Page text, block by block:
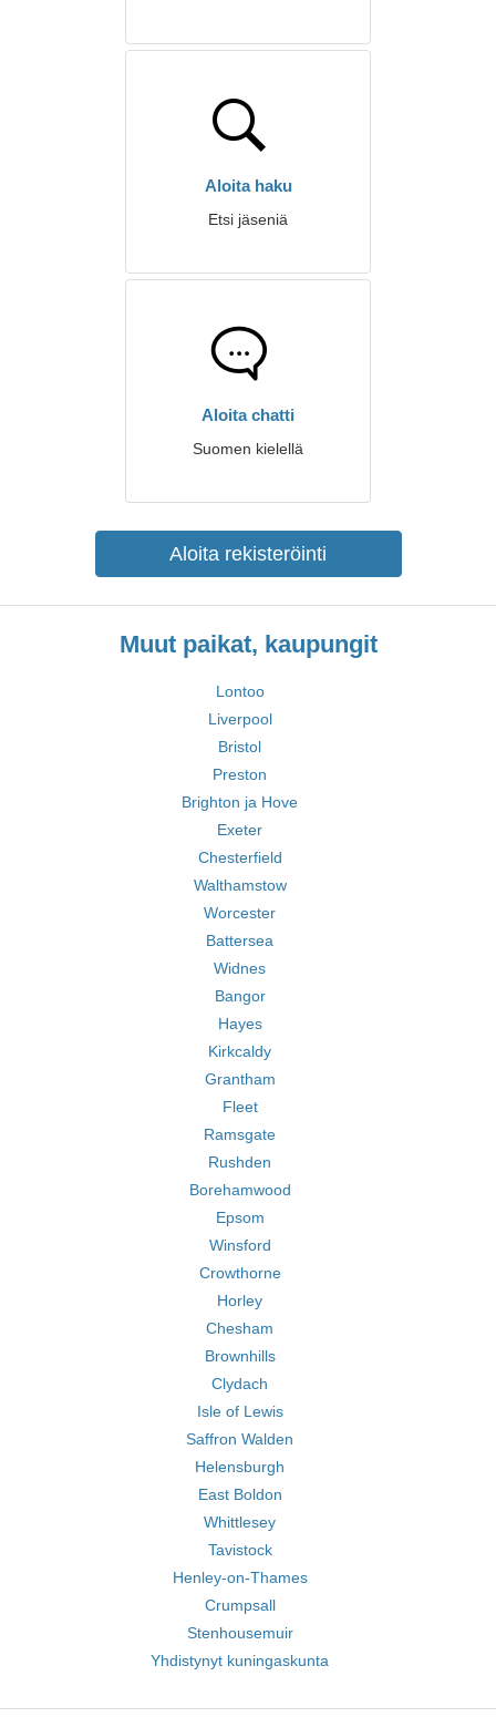
Aloita haku
Etsi jäseniä
Aloita chatti
Suomen kielellä
Aloita rekisteröinti
Muut paikat, kaupungit
Lontoo
Liverpool
Bristol
Preston
Brighton ja Hove
Exeter
Chesterfield
Walthamstow
Worcester
Battersea
Widnes
Bangor
Hayes
Kirkcaldy
Grantham
Fleet
Ramsgate
Rushden
Borehamwood
Epsom
Winsford
Crowthorne
Horley
Chesham
Brownhills
Clydach
Isle of Lewis
Saffron Walden
Helensburgh
East Boldon
Whittlesey
Tavistock
Henley-on-Thames
Crumpsall
Stenhousemuir
Yhdistynyt kuningaskunta